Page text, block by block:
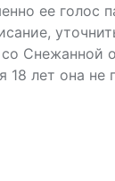
ее голос
Снежанной
лет она не